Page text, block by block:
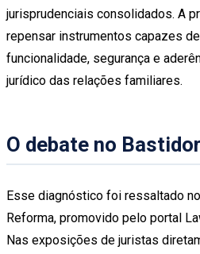
jurisprudenciais consolidados. A
repensar instrumentos capazes
funcionalidade, segurança e
jurídico das relações familiares.
O debate no
Esse diagnóstico foi ressaltado
Reforma, promovido pelo portal
Nas exposições de juristas